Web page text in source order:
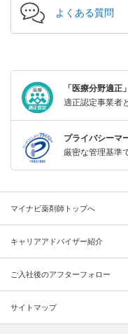
よくある質問
「医療分野適正
適正認定事業者
プライバシーマ
厳密な管理基準
マイナビ薬剤師トップへ
キャリアアドバイザー紹介
ご入社後のアフターフォロー
サイトマップ